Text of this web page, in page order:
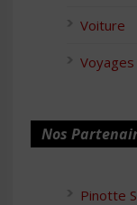
Voiture
Voyages
Nos
Pinotte